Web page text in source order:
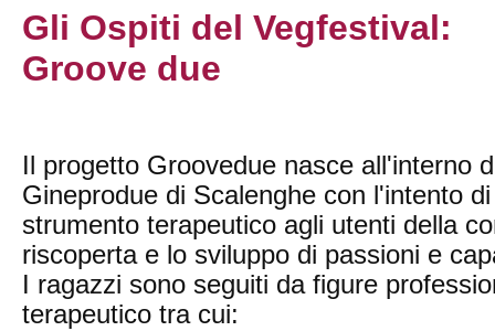
Gli Ospiti del Vegfestival:
Groove due
Il progetto Groovedue nasce all'interno
Gineprodue di Scalenghe con l'intento
strumento terapeutico agli utenti della
riscoperta e lo sviluppo di passioni e
I ragazzi sono seguiti da figure
terapeutico tra cui: